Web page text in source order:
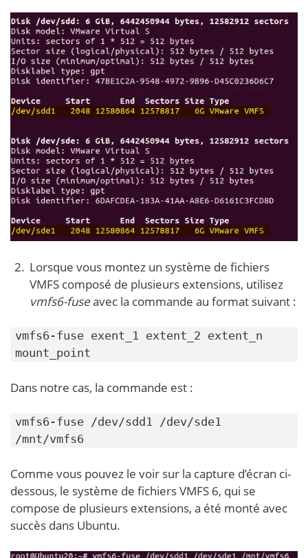
Lorsque vous montez un système de fichiers
VMFS composé de plusieurs extensions, utilisez
vmfs6-fuseavec la commande au format suivant :
vmfs6-fuse exent_1 extent_2 extent_n
mount_point
Dans notre cas, la commande est :
vmfs6-fuse /dev/sdd1 /dev/sde1
/mnt/vmfs6
Comme vous pouvez le voir sur la capture d’écran ci-
dessous, le système de fichiers VMFS 6, qui se
compose de plusieurs extensions, a été monté avec
succès dans Ubuntu.